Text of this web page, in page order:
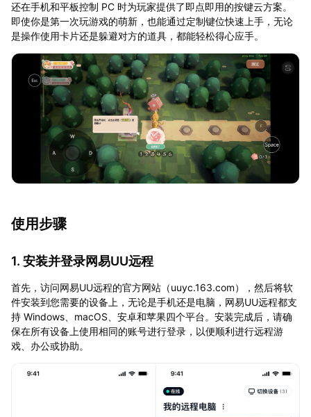
还在手机和平板控制 PC 时为玩家提供了即点即用的按键云方案。
即使你是第一次玩游戏的萌新，也能通过定制键位快速上手，无论
是操作使用卡片还是躲避对方的道具，都能轻松得心应手。
使用步骤
1. 安装并登录网易UU远程
首先，访问网易UU远程的官方网站（uuyc.163.com），然后将软
件安装到您需要的设备上，无论是手机还是电脑，网易UU远程都支
持 Windows、macOS、安卓和苹果四个平台。安装完成后，请确
保在所有设备上使用相同的账号进行登录，以便顺利进行远程游
戏、办公或协助。